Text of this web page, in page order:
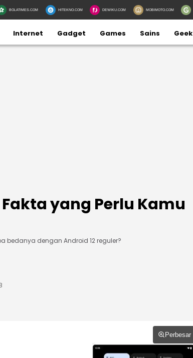
BOLATIMES.COM HITEKNO.COM DEWIKU.COM MOBIMOTO.COM
Internet Gadget Games Sains Geek
Fakta yang Perlu Kamu
bedanya dengan Android 12 reguler?
Perbesar